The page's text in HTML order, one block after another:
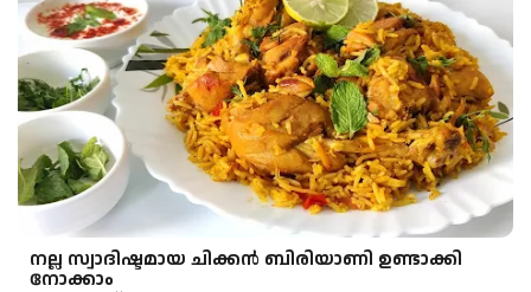
നല്ല സ്വാദിഷ്ടമായ ചിക്കൻ ബിരിയാണി ഉണ്ടാക്കി
നോക്കാം